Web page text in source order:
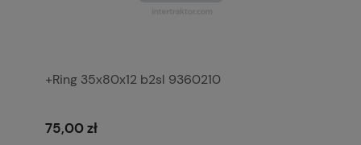
+Ring 35x80x12 b2sl 9360210
75,00 zł